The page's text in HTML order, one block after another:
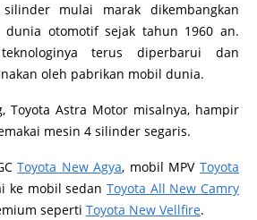
mulai marak dikembangkan
dunia otomotif sejak tahun 1960 an.
terus diperbarui dan
oleh pabrikan mobil dunia.
Toyota Astra Motor misalnya, hampir
mesin 4 silinder segaris.
Toyota New Agya, mobil MPVToyota
ke mobil sedanToyota All New Camry
seperti Toyota New Vellfire.